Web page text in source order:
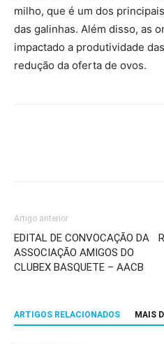
milho, que é um dos
das galinhas. Além disso, as
impactado a produtividade
redução da oferta de ovos.
Artigo anterior
EDITAL DE CONVOCAÇÃO DA
ASSOCIAÇÃO AMIGOS DO
CLUBEX BASQUETE – AACB
ARTIGOS RELACIONADOS MAIS